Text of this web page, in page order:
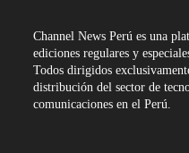
Channel News Perú es una
ediciones regulares y
Todos dirigidos
distribución del sector de
comunicaciones en el Perú.